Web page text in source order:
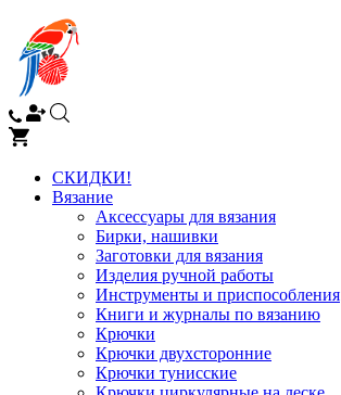
СКИДКИ!
Вязание
Аксессуары для вязания
Бирки, нашивки
Заготовки для вязания
Изделия ручной работы
Инструменты и приспособления
Книги и журналы по вязанию
Крючки
Крючки двухсторонние
Крючки тунисские